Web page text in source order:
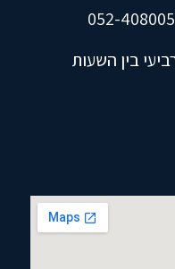
בין השעות